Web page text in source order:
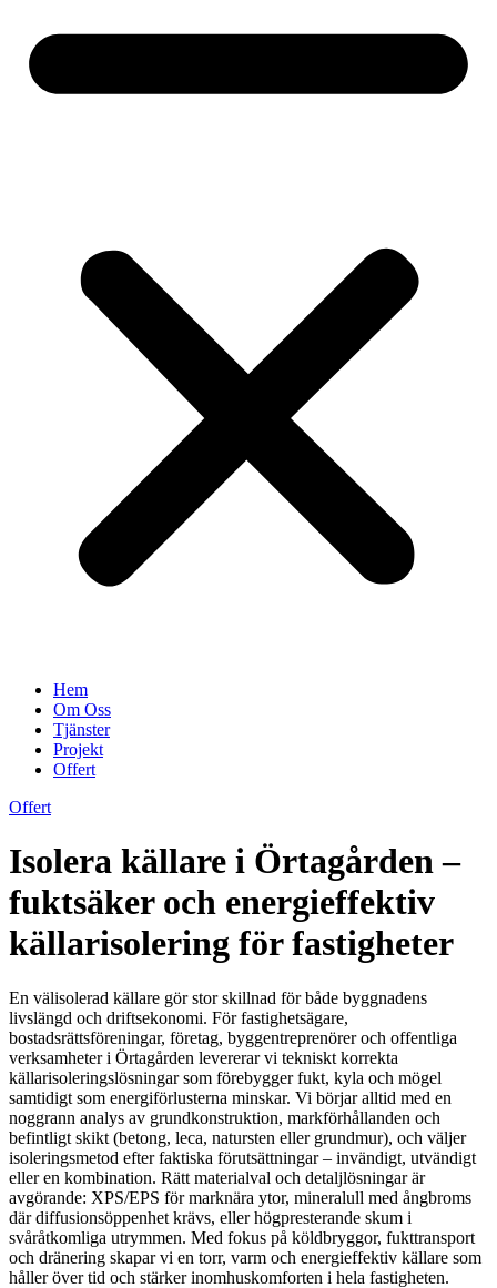
Hem
Om Oss
Tjänster
Projekt
Offert
Offert
Isolera källare i Örtagården –
fuktsäker och energieffektiv
källarisolering för fastigheter
En välisolerad källare gör stor skillnad för både byggnadens
livslängd och driftsekonomi. För fastighetsägare,
bostadsrättsföreningar, företag, byggentreprenörer och offentliga
verksamheter i Örtagården levererar vi tekniskt korrekta
källarisoleringslösningar som förebygger fukt, kyla och mögel
samtidigt som energiförlusterna minskar. Vi börjar alltid med en
noggrann analys av grundkonstruktion, markförhållanden och
befintligt skikt (betong, leca, natursten eller grundmur), och väljer
isoleringsmetod efter faktiska förutsättningar – invändigt, utvändigt
eller en kombination. Rätt materialval och detaljlösningar är
avgörande: XPS/EPS för marknära ytor, mineralull med ångbroms
där diffusionsöppenhet krävs, eller högpresterande skum i
svåråtkomliga utrymmen. Med fokus på köldbryggor, fukttransport
och dränering skapar vi en torr, varm och energieffektiv källare som
håller över tid och stärker inomhuskomforten i hela fastigheten.